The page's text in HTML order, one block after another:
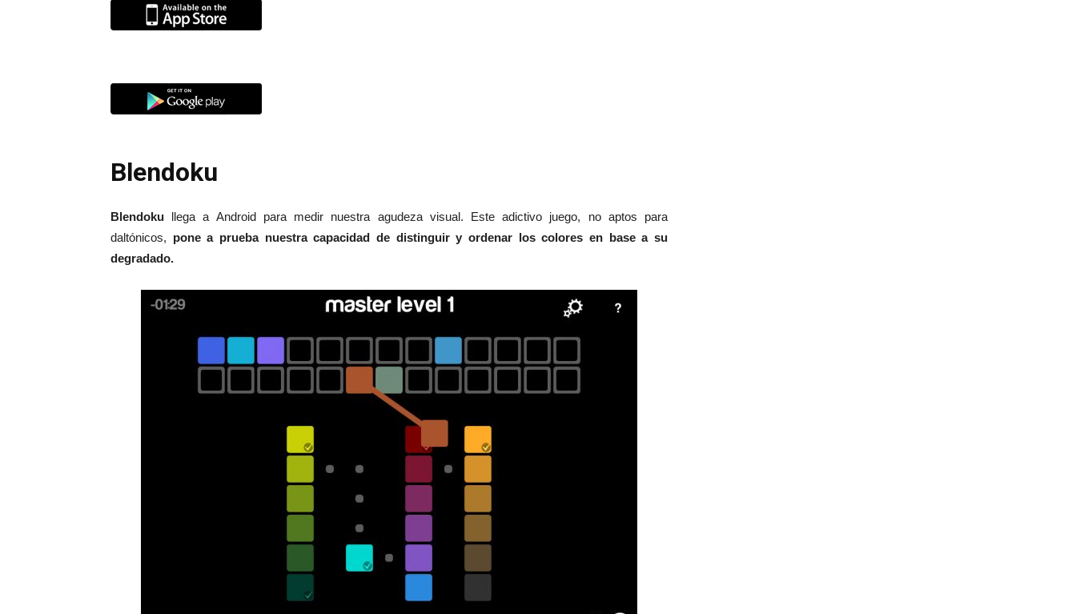
Blendoku
Blendoku llega a Android para medir nuestra agudeza visual. Este adictivo juego, no aptos para
daltónicos, pone a prueba nuestra capacidad de distinguir y ordenar los colores en base a su
degradado.